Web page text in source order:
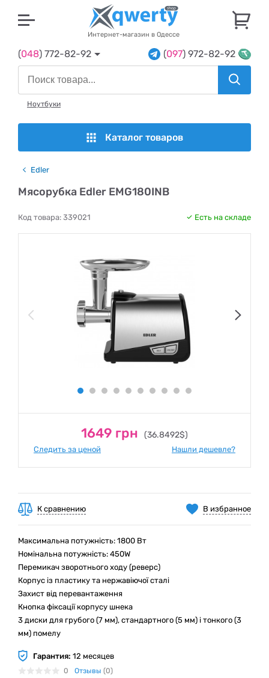
Интернет-магазин в Одессе
(048) 772-82-92 (097) 972-82-92
Ноутбуки
Каталог товаров
Edler
Мясорубка Edler EMG180INB
Код товара: 339021 Есть на складе
1649 грн (36.8492$)
Следить за ценой Нашли дешевле?
В избранное
К сравнению
Максимальна потужність: 1800 Вт
Номінальна потужність: 450W
Перемикач зворотнього ходу (реверс)
Корпус із пластику та нержавіючої сталі
Захист від перевантаження
Кнопка фіксації корпусу шнека
3 диски для грубого (7 мм), стандартного (5 мм) і тонкого (3
мм) помелу
Гарантия: 12 месяцев
0 Отзывы (0)